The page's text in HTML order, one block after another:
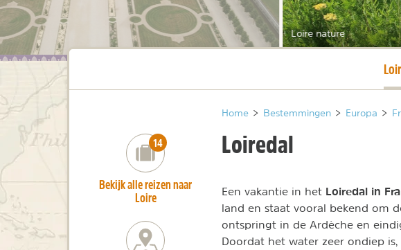
Loire nature
Home > Bestemmingen > Europa >
Loiredal
Een vakantie in het Loiredal in
land en staat vooral bekend om
ontspringt in de Ardèche en
Doordat het water zeer ondiep
number_of_trips:
14
Bekijk alle reizen naar
Loire